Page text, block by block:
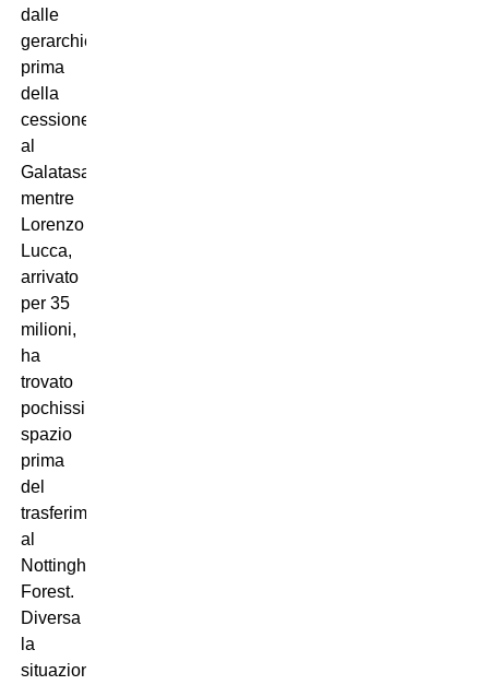
dalle
gerarchie
prima
della
cessione
al
Galatasaray;
mentre
Lorenzo
Lucca,
arrivato
per 35
milioni,
ha
trovato
pochissimo
spazio
prima
del
trasferimento
al
Nottingham
Forest.
Diversa
la
situazione